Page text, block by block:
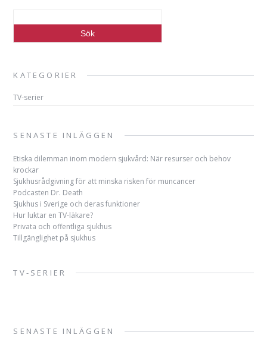
KATEGORIER
TV-serier
SENASTE INLÄGGEN
Etiska dilemman inom modern sjukvård: När resurser och behov
krockar
Sjukhusrådgivning för att minska risken för muncancer
Podcasten Dr. Death
Sjukhus i Sverige och deras funktioner
Hur luktar en TV-läkare?
Privata och offentliga sjukhus
Tillgänglighet på sjukhus
TV-SERIER
SENASTE INLÄGGEN